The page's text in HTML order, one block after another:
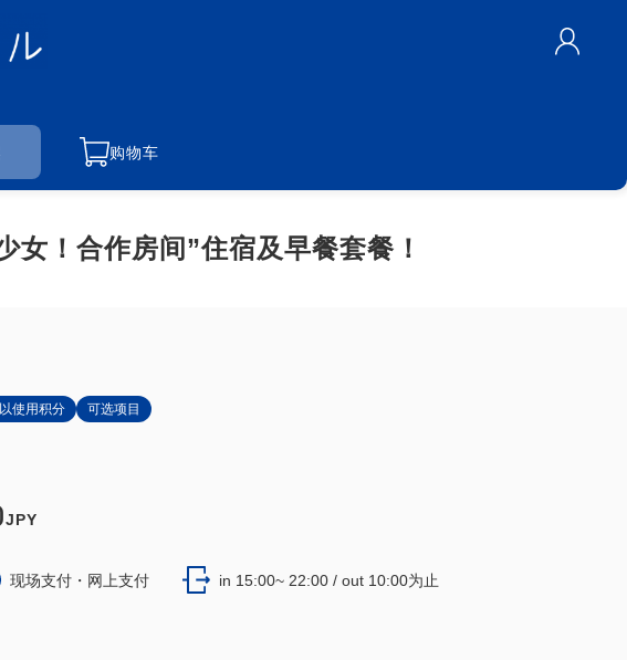
购物车
！合作房间”住宿及早餐套餐！
使用积分 可选项目
JPY
现场支付・网上支付 in 15:00~ 22:00 / out 10:00为止